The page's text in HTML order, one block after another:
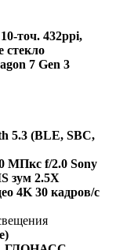
точ. 432ppi,
стекло
7 Gen 3
5.3 (BLE, SBC,
МПкс f/2.0 Sony
зум 2.5Х
4K 30 кадров/c